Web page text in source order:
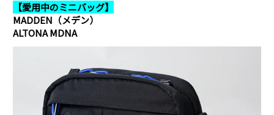
【愛用中のミニバッグ】
MADDEN（メデン）
ALTONA MDNA